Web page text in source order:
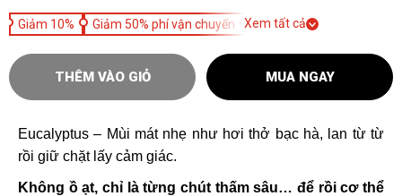
Giảm 10% Giảm 50% phí vận chuyển Xem tất cả
THÊM VÀO GIỎ MUA NGAY
Eucalyptus – Mùi mát nhẹ như hơi thở bạc hà, lan từ từ
rồi giữ chặt lấy cảm giác.
Không ồ ạt, chỉ là từng chút thấm sâu… để rồi cơ thể